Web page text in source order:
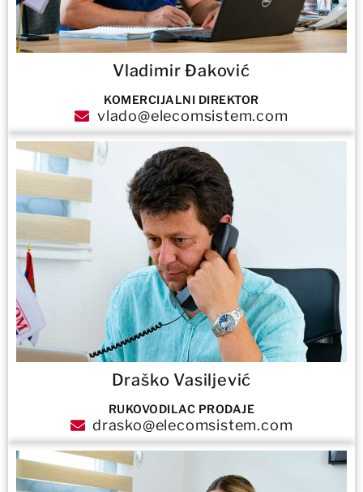
Vladimir Đaković
KOMERCIJALNI DIREKTOR
vlado@elecomsistem.com
Draško Vasiljević
RUKOVODILAC PRODAJE
drasko@elecomsistem.com